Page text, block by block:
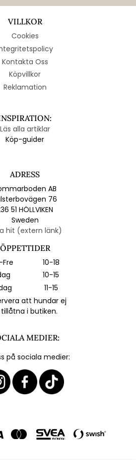
VILLKOR
Cookies
Kontakta Oss
Köpvillkor
Reklamation
Läs alla artiklar
Köp-guider
ADRESS
AB
76
51 HÖLLVIKEN
Sweden
hit (extern länk)
ÖPPETTIDER
10-18
10-15
11-15
att hundar ej
i butiken.
MEDIER:
på sociala medier: